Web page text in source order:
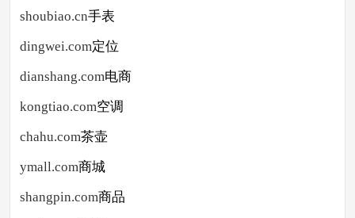
shoubiao.cn手表
dingwei.com定位
dianshang.com电商
kongtiao.com空调
chahu.com茶壶
ymall.com商城
shangpin.com商品